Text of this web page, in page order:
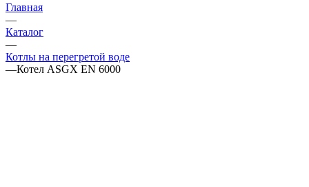
Главная
—
Каталог
—
Котлы на перегретой воде
—Котел ASGX EN 6000